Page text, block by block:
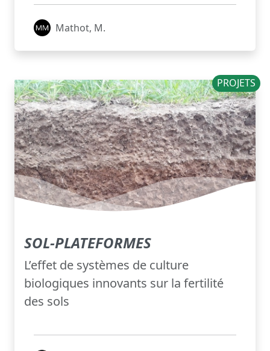
Mathot, M.
PROJETS
SOL-PLATEFORMES
L’effet de systèmes de culture
biologiques innovants sur la fertilité
des sols